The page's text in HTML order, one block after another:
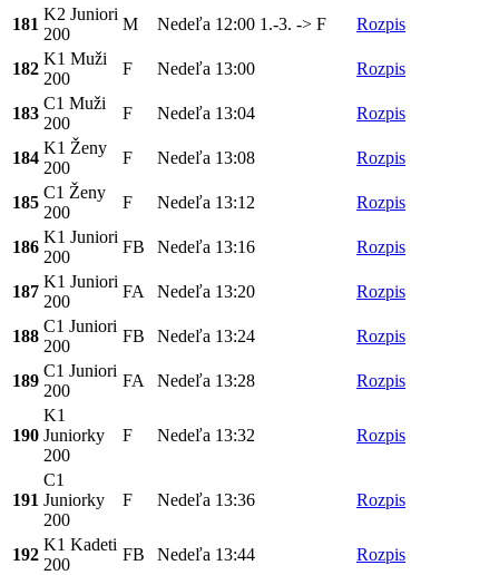
181
K2 Juniori
200
M Nedeľa 12:00 1.-3. -> F Rozpis
182
K1 Muži
200
F Nedeľa 13:00 Rozpis
183
C1 Muži
200
F Nedeľa 13:04 Rozpis
184
K1 Ženy
200
F Nedeľa 13:08 Rozpis
185
C1 Ženy
200
F Nedeľa 13:12 Rozpis
186
K1 Juniori
200
FB Nedeľa 13:16 Rozpis
187
K1 Juniori
200
FA Nedeľa 13:20 Rozpis
188
C1 Juniori
200
FB Nedeľa 13:24 Rozpis
189
C1 Juniori
200
FA Nedeľa 13:28 Rozpis
190
K1
Juniorky
200
F Nedeľa 13:32 Rozpis
191
C1
Juniorky
200
F Nedeľa 13:36 Rozpis
192
K1 Kadeti
200
FB Nedeľa 13:44 Rozpis